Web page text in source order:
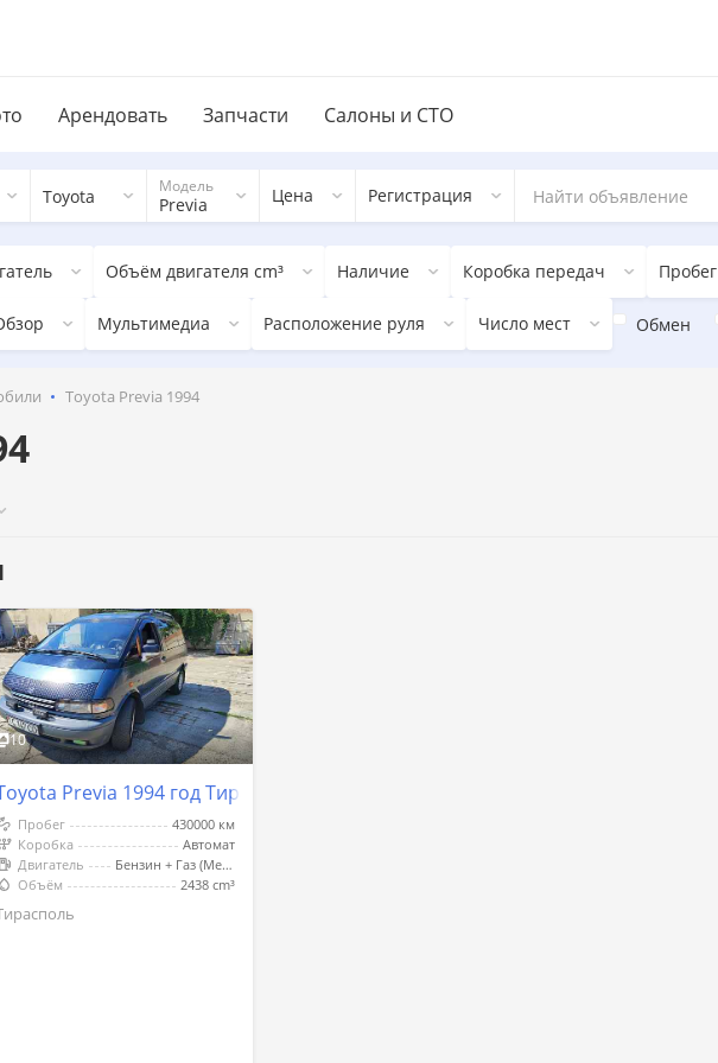
Арендовать Запчасти Салоны и СТО
Toyota Модель
Previa Цена Регистрация
Объём двигателя cm³ Наличие Коробка передач Пробег
Мультимедиа Расположение руля Число мест Обмен
Toyota Previa 1994
10
Previa 1994 год Тирасполь
Пробег
430000 км
Коробка
Автомат
Двигатель
Бензин + Газ (Метан)
Объём
2438 cm³